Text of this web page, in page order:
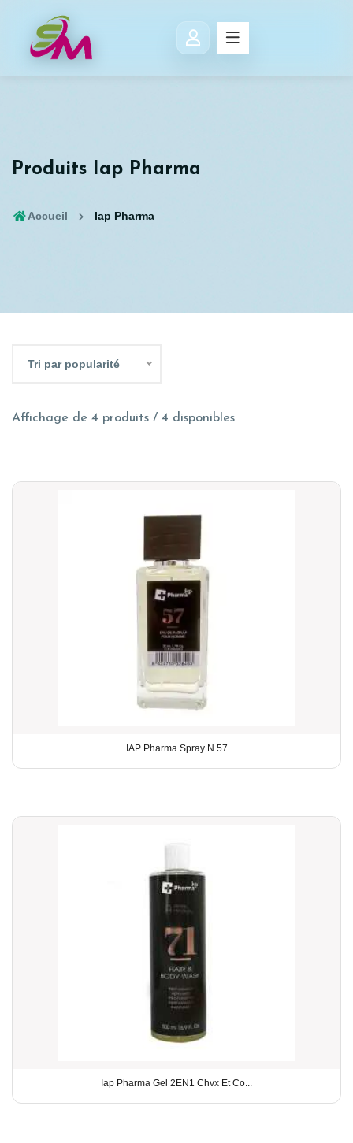
Produits Iap Pharma
Accueil Iap Pharma
Tri par popularité
Affichage de 4 produits / 4 disponibles
IAP Pharma Spray N 57
Iap Pharma Gel 2EN1 Chvx Et Co...